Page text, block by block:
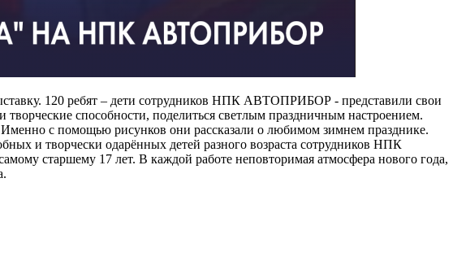
120 ребят – дети сотрудников НПК АВТОПРИБОР - представили свои
способности, поделиться светлым праздничным настроением.
с помощью рисунков они рассказали о любимом зимнем празднике.
и творчески одарённых детей разного возраста сотрудников НПК
старшему 17 лет. В каждой работе неповторимая атмосфера нового года,